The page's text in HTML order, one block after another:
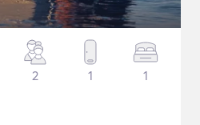
2 1 1